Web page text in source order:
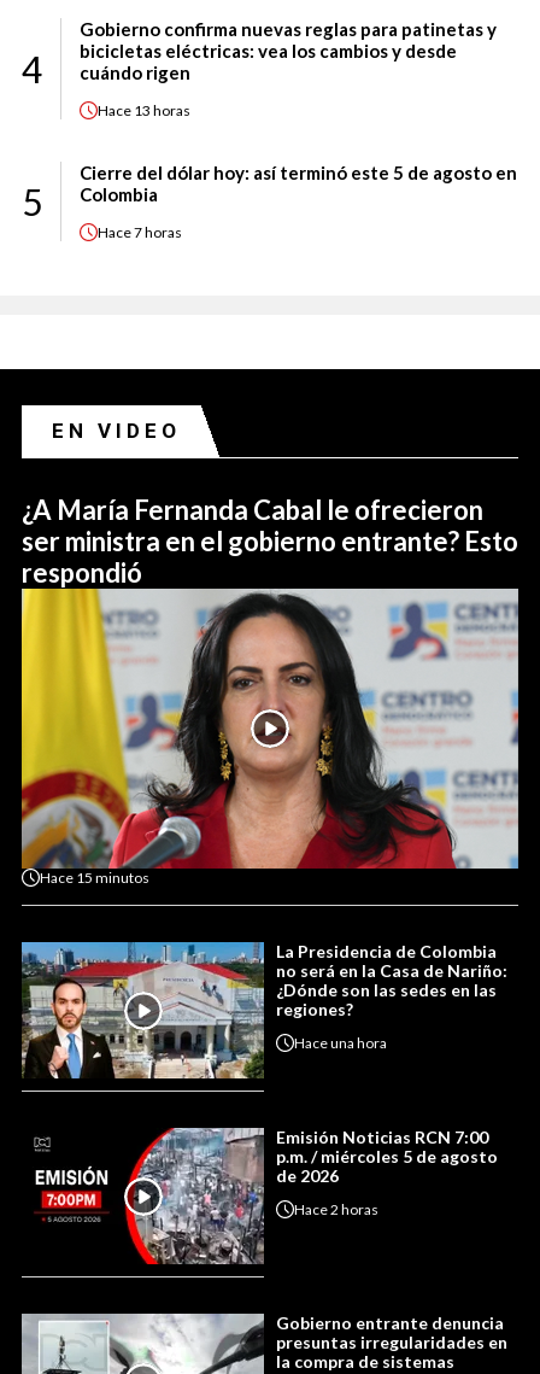
4
Gobierno confirma nuevas reglas para patinetas y
bicicletas eléctricas: vea los cambios y desde
cuándo rigen
Hace 13 horas
5
Cierre del dólar hoy: así terminó este 5 de agosto en
Colombia
Hace7 horas
EN VIDEO
¿A María Fernanda Cabal le ofrecieron
ser ministra en el gobierno entrante? Esto
respondió
Hace 15 minutos
La Presidencia de Colombia
no será en la Casa de Nariño:
¿Dónde son las sedes en las
regiones?
Haceuna hora
Emisión Noticias RCN 7:00
p.m. / miércoles 5 de agosto
de 2026
Hace2 horas
Gobierno entrante denuncia
presuntas irregularidades en
la compra de sistemas